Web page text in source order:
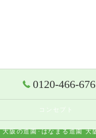
0120-466-676
コンセプト